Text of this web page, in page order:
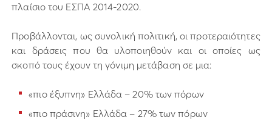
πλαίσιο του ΕΣΠΑ 2014-2020.
Προβάλλονται, ως συνολική πολιτική, οι προτεραιότητες
και δράσεις που θα υλοποιηθούν και οι οποίες ως
σκοπό τους έχουν τη γόνιμη μετάβαση σε μια:
«πιο έξυπνη» Ελλάδα – 20% των πόρων
«πιο πράσινη» Ελλάδα – 27% των πόρων